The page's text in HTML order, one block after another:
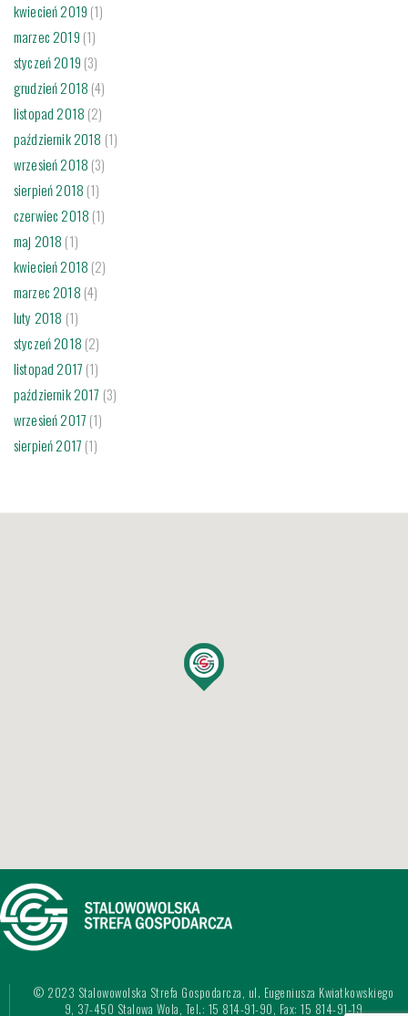
kwiecień 2019 (1)
marzec 2019 (1)
styczeń 2019 (3)
grudzień 2018 (4)
listopad 2018 (2)
październik 2018 (1)
wrzesień 2018 (3)
sierpień 2018 (1)
czerwiec 2018 (1)
maj 2018 (1)
kwiecień 2018 (2)
marzec 2018 (4)
luty 2018 (1)
styczeń 2018 (2)
listopad 2017 (1)
październik 2017 (3)
wrzesień 2017 (1)
sierpień 2017 (1)
© 2023 Stalowowolska Strefa Gospodarcza, ul. Eugeniusza Kwiatkowskiego
9, 37-450 Stalowa Wola, Tel.: 15 814-91-90, Fax: 15 814-91-19